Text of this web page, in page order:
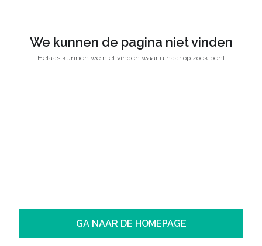
We kunnen de pagina niet vinden
Helaas kunnen we niet vinden waar u naar op zoek bent
GA NAAR DE HOMEPAGE